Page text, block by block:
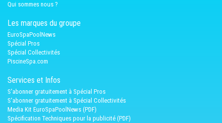
Qui sommes nous ?
Les marques du groupe
EuroSpaPoolNews
Spécial Pros
Spécial Collectivités
PiscineSpa.com
Services et Infos
S'abonner gratuitement à Spécial Pros
S'abonner gratuitement à Spécial Collectivités
Media Kit EuroSpaPoolNews (PDF)
Spécification Techniques pour la publicité (PDF)